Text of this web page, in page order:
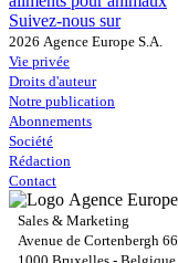
Suivez-nous sur
2026 Agence Europe S.A.
Vie privée
Droits d'auteur
Notre publication
Abonnements
Société
Rédaction
Contact
Sales & Marketing
Avenue de Cortenbergh 66